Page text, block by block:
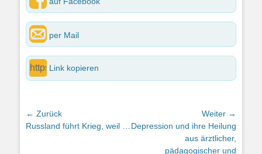
per Mail
Link kopieren
Beitragsnavigation
← Zurück
Vorheriger
Russland führt Krieg, weil …
Weiter →
Nächster
Depression und ihre Heilung
aus ärztlicher,
pädagogischer und